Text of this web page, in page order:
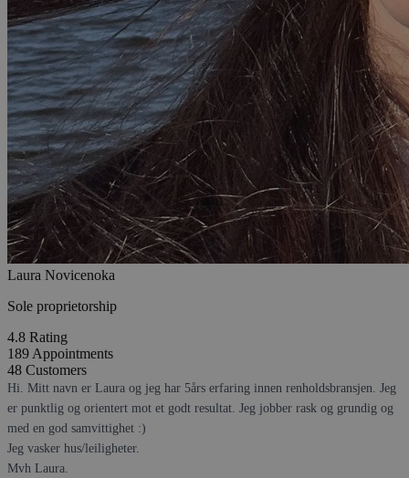
Laura Novicenoka
Sole proprietorship
4.8 Rating
189 Appointments
48 Customers
Hi. Mitt navn er Laura og jeg har 5års erfaring innen renholdsbransjen. Jeg
er punktlig og orientert mot et godt resultat. Jeg jobber rask og grundig og
med en god samvittighet :)
Jeg vasker hus/leiligheter.
Mvh Laura.